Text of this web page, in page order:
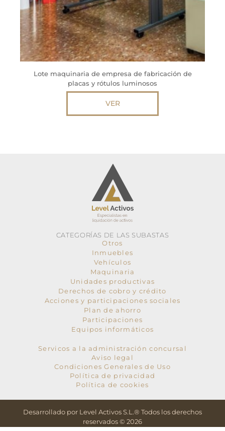
Lote maquinaria de empresa de fabricación de
placas y rótulos luminosos
VER
CATEGORÍAS DE LAS SUBASTAS
Otros
Inmuebles
Vehículos
Maquinaria
Unidades productivas
Derechos de cobro y crédito
Acciones y participaciones sociales
Plan de ahorro
Participaciones
Equipos informáticos
Servicos a la administración concursal
Aviso legal
Condiciones Generales de Uso
Política de privacidad
Política de cookies
Desarrollado por Level Activos S.L.® Todos los derechos
reservados © 2026